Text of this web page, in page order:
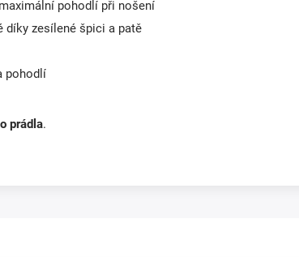
pohodlí při nošení
díky zesílené špici a patě
pohodlí
prádla.